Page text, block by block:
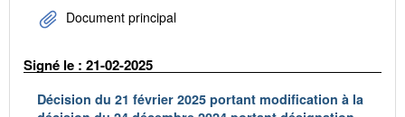
Document principal
Signé le : 21-02-2025
Décision du 21 février 2025 portant modification à la